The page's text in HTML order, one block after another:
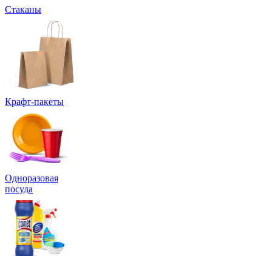
Стаканы
Крафт-пакеты
Одноразовая
посуда